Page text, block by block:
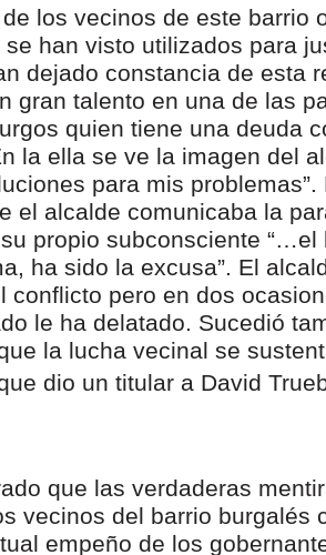
los vecinos de este barrio
han visto utilizados para
dejado constancia de esta
gran talento en una de las
quien tiene una deuda
la ella se ve la imagen del
para mis
el alcalde comunicaba la
propio subconsciente “…el
ha sido la excusa”. El
conflicto pero en dos
le ha delatado. Sucedió
la lucha vecinal se
dio un titular a David
que las verdaderas
vecinos del barrio burgalés
empeño de los